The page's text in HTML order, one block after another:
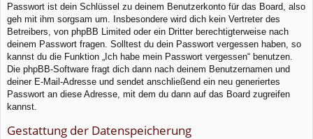
Passwort ist dein Schlüssel zu deinem Benutzerkonto für das Board, also
geh mit ihm sorgsam um. Insbesondere wird dich kein Vertreter des
Betreibers, von phpBB Limited oder ein Dritter berechtigterweise nach
deinem Passwort fragen. Solltest du dein Passwort vergessen haben, so
kannst du die Funktion „Ich habe mein Passwort vergessen“ benutzen.
Die phpBB-Software fragt dich dann nach deinem Benutzernamen und
deiner E-Mail-Adresse und sendet anschließend ein neu generiertes
Passwort an diese Adresse, mit dem du dann auf das Board zugreifen
kannst.
Gestattung der Datenspeicherung